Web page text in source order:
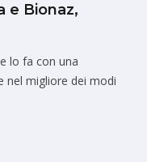
e Bionaz,
lo fa con una
nel migliore dei modi